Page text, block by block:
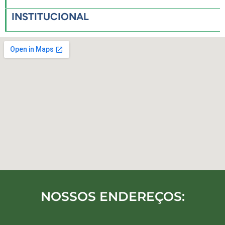
INSTITUCIONAL
NOSSOS ENDEREÇOS: